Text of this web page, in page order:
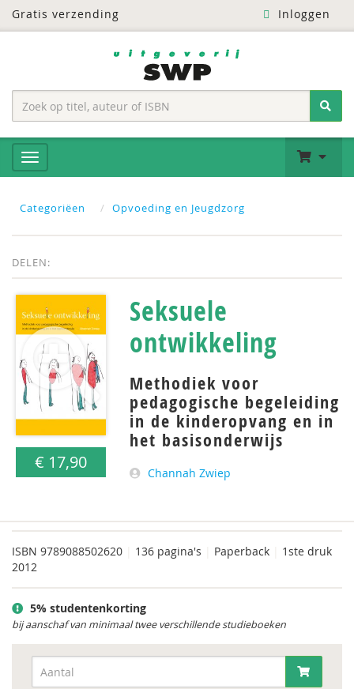
Gratis verzending Inloggen
Categoriëen Opvoeding en Jeugdzorg
DELEN:
€ 17,90
Seksuele
ontwikkeling
Methodiek voor
pedagogische begeleiding
in de kinderopvang en in
het basisonderwijs
Channah Zwiep
ISBN 9789088502620 136 pagina's Paperback
1ste druk
2012
5% studentenkorting
bij aanschaf van minimaal twee verschillende studieboeken